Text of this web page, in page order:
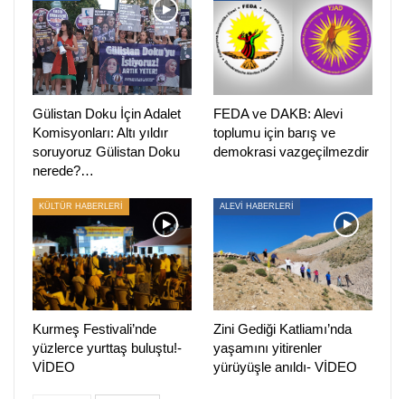
taşımaktadır. Bu nedenle yaşananları “münferit olay”
söylemleriyle geçiştirmek kabul edilemez.
Alevilere yönelik nefret dilinin, ayrımcı politikaların ve
cezasızlık anlayışının bu saldırıları cesaretlendirdiği açıktır.
Yetkilileri; saldırının arka planını ortaya çıkarmaya,
sorumluları derhal açığa çıkarmaya ve Alevi toplumunu
hedef alan nefret suçlarına karşı etkin tutum almaya
çağırıyoruz.
İnanç değerlerimize, kutsallarımıza ve ziyaretgâhlarımıza
yönelik hiçbir saldırıyı kabul etmeyeceğimizi kamuoyuna
saygıyla duyururuz.”
PİRHA/AVUSTRALYA
Gülistan Doku İçin Adalet
Komisyonları: Altı yıldır
soruyoruz Gülistan Doku
nerede?…
FEDA ve DAKB: Alevi
toplumu için barış ve
demokrasi vazgeçilmezdir
KÜLTÜR HABERLERİ
Kurmeş Festivali’nde
yüzlerce yurttaş buluştu!-
VİDEO
ALEVİ HABERLERİ
Zini Gediği Katliamı’nda
yaşamını yitirenler
yürüyüşle anıldı- VİDEO